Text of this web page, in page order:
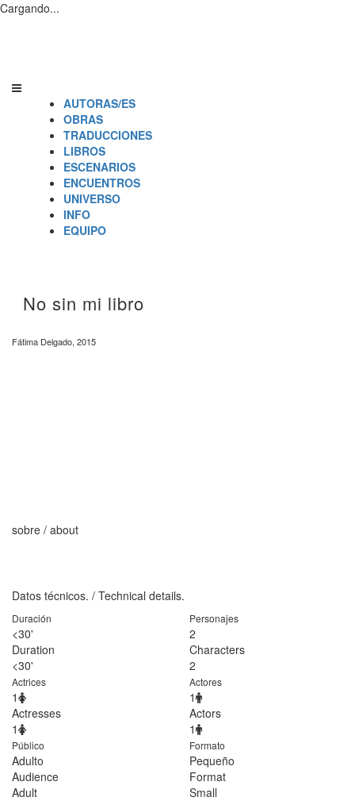
Cargando...
AUTORAS/ES
OBRAS
TRADUCCIONES
LIBROS
ESCENARIOS
ENCUENTROS
UNIVERSO
INFO
EQUIPO
No sin mi libro
Fátima Delgado, 2015
sobre / about
Datos técnicos. / Technical details.
Duración
<30'
Duration
<30'
Personajes
2
Characters
2
Actrices
1
Actresses
1
Actores
1
Actors
1
Público
Adulto
Audience
Adult
Formato
Pequeño
Format
Small